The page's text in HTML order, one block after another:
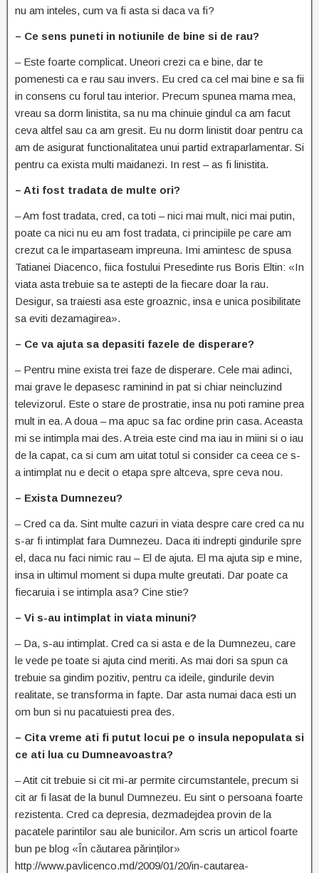
nu am inteles, cum va fi asta si daca va fi?
– Ce sens puneti in notiunile de bine si de rau?
– Este foarte complicat. Uneori crezi ca e bine, dar te
pomenesti ca e rau sau invers. Eu cred ca cel mai bine e sa fii
in consens cu forul tau interior. Precum spunea mama mea,
vreau sa dorm linistita, sa nu ma chinuie gindul ca am facut
ceva altfel sau ca am gresit. Eu nu dorm linistit doar pentru ca
am de asigurat functionalitatea unui partid extraparlamentar. Si
pentru ca exista multi maidanezi. In rest – as fi linistita.
– Ati fost tradata de multe ori?
– Am fost tradata, cred, ca toti – nici mai mult, nici mai putin,
poate ca nici nu eu am fost tradata, ci principiile pe care am
crezut ca le impartaseam impreuna. Imi amintesc de spusa
Tatianei Diacenco, fiica fostului Presedinte rus Boris Eltin: «In
viata asta trebuie sa te astepti de la fiecare doar la rau.
Desigur, sa traiesti asa este groaznic, insa e unica posibilitate
sa eviti dezamagirea».
– Ce va ajuta sa depasiti fazele de disperare?
– Pentru mine exista trei faze de disperare. Cele mai adinci,
mai grave le depasesc raminind in pat si chiar neincluzind
televizorul. Este o stare de prostratie, insa nu poti ramine prea
mult in ea. A doua – ma apuc sa fac ordine prin casa. Aceasta
mi se intimpla mai des. A treia este cind ma iau in miini si o iau
de la capat, ca si cum am uitat totul si consider ca ceea ce s-
a intimplat nu e decit o etapa spre altceva, spre ceva nou.
– Exista Dumnezeu?
– Cred ca da. Sint multe cazuri in viata despre care cred ca nu
s-ar fi intimplat fara Dumnezeu. Daca iti indrepti gindurile spre
el, daca nu faci nimic rau – El de ajuta. El ma ajuta sip e mine,
insa in ultimul moment si dupa multe greutati. Dar poate ca
fiecaruia i se intimpla asa? Cine stie?
– Vi s-au intimplat in viata minuni?
– Da, s-au intimplat. Cred ca si asta e de la Dumnezeu, care
le vede pe toate si ajuta cind meriti. As mai dori sa spun ca
trebuie sa gindim pozitiv, pentru ca ideile, gindurile devin
realitate, se transforma in fapte. Dar asta numai daca esti un
om bun si nu pacatuiesti prea des.
– Cita vreme ati fi putut locui pe o insula nepopulata si
ce ati lua cu Dumneavoastra?
– Atit cit trebuie si cit mi-ar permite circumstantele, precum si
cit ar fi lasat de la bunul Dumnezeu. Eu sint o persoana foarte
rezistenta. Cred ca depresia, dezmadejdea provin de la
pacatele parintilor sau ale bunicilor. Am scris un articol foarte
bun pe blog «În căutarea părinților»
http://www.pavlicenco.md/2009/01/20/in-cautarea-